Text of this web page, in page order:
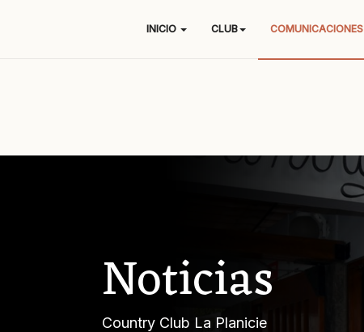
INICIO CLUB COMUNICACIONES
Noticias
Country Club La Planicie